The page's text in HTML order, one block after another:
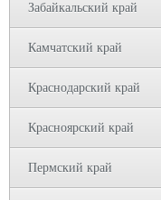
Забайкальский край
Камчатский край
Краснодарский край
Красноярский край
Пермский край